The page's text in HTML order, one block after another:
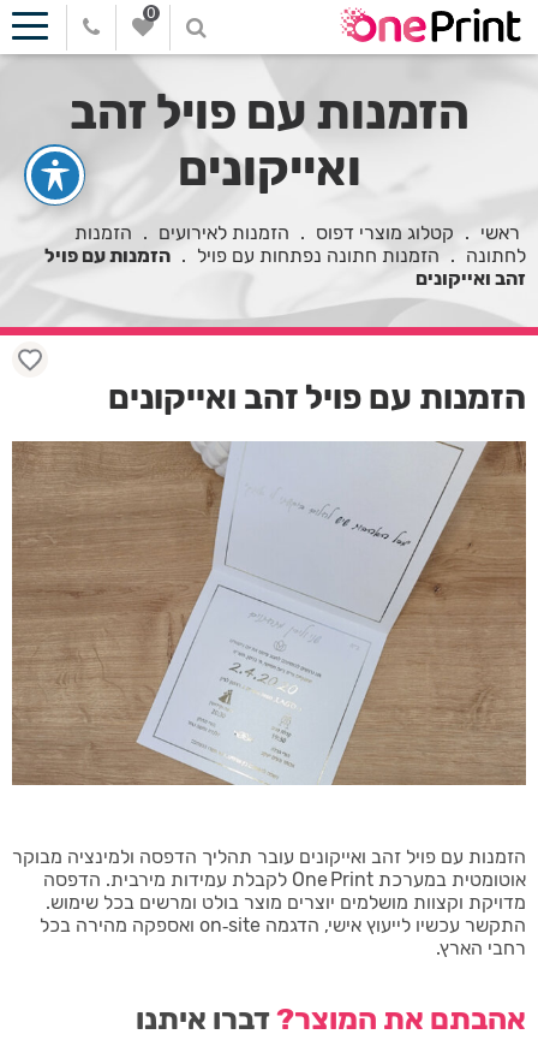
0
הזמנות עם פויל זהב
ואייקונים
ראשי . קטלוג מוצרי דפוס . הזמנות לאירועים . הזמנות
לחתונה . הזמנות חתונה נפתחות עם פויל . הזמנות עם פויל
זהב ואייקונים
הזמנות עם פויל זהב ואייקונים עובר תהליך הדפסה ולמינציה מבוקר
אוטומטית במערכת One Print לקבלת עמידות מירבית. הדפסה
מדויקת וקצוות מושלמים יוצרים מוצר בולט ומרשים בכל שימוש.
התקשר עכשיו לייעוץ אישי, הדגמה on‑site ואספקה מהירה בכל
רחבי הארץ.
אהבתם את המוצר?דברו איתנו
הזמנות עם פויל זהב ואייקונים